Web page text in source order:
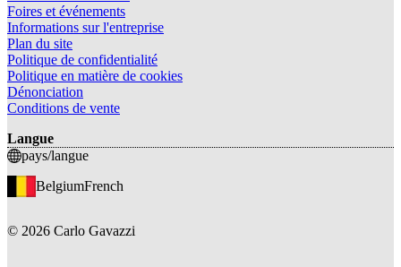
Foires et événements
Informations sur l'entreprise
Plan du site
Politique de confidentialité
Politique en matière de cookies
Dénonciation
Conditions de vente
Langue
pays/langue
BelgiumFrench
© 2026 Carlo Gavazzi